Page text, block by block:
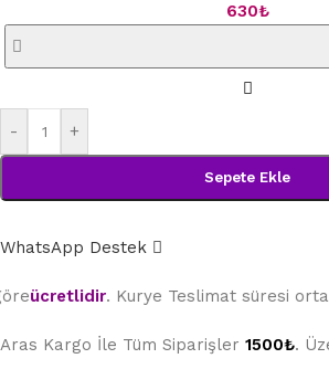
630₺
- +
Sepete Ekle
WhatsApp Destek
. Kurye Teslimat süresi ortalama
Aras Kargo İle Tüm Siparişler 1500₺.